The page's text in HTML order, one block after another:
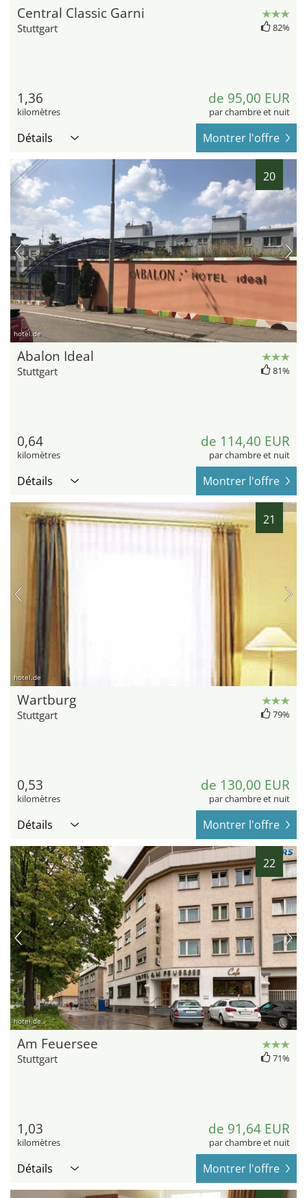
Central Classic Garni
Stuttgart 82%
1,36
kilomètres
de 95,00 EUR
par chambre et nuit
Détails Montrer l'offre
20
hotel.de
Abalon Ideal
Stuttgart 81%
0,64
kilomètres
de 114,40 EUR
par chambre et nuit
Détails Montrer l'offre
21
hotel.de
Wartburg
Stuttgart 79%
0,53
kilomètres
de 130,00 EUR
par chambre et nuit
Détails Montrer l'offre
22
hotel.de
Am Feuersee
Stuttgart 71%
1,03
kilomètres
de 91,64 EUR
par chambre et nuit
Détails Montrer l'offre